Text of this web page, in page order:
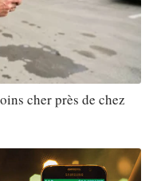
cher près de chez